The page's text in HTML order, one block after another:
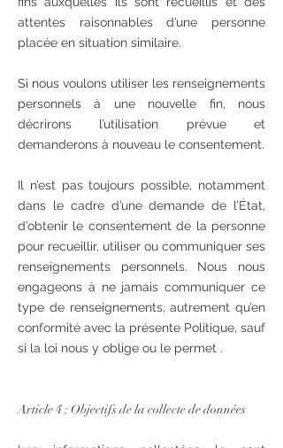
attentes raisonnables d’une personne
placée en situation similaire.
Si nous voulons utiliser les renseignements
personnels à une nouvelle fin, nous
décrirons l’utilisation prévue et
demanderons à nouveau le consentement.
Il n’est pas toujours possible, notamment
dans le cadre d’une demande de l’État,
d’obtenir le consentement de la personne
pour recueillir, utiliser ou communiquer ses
renseignements personnels. Nous nous
engageons à ne jamais communiquer ce
type de renseignements, autrement qu’en
conformité avec la présente Politique, sauf
si la loi nous y oblige ou le permet .
Article 4 : Objectifs de la collecte de données